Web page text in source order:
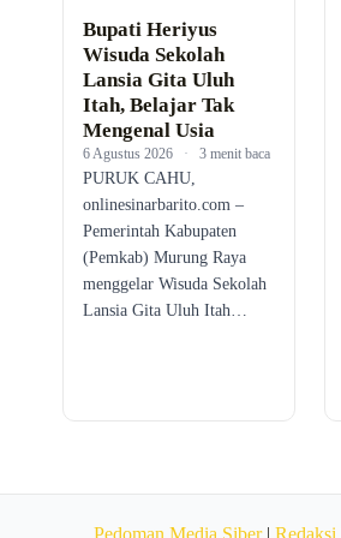
Bupati Heriyus
Wisuda Sekolah
Lansia Gita Uluh
Itah, Belajar Tak
Mengenal Usia
6 Agustus 2026 · 3 menit baca
PURUK CAHU,
onlinesinarbarito.com –
Pemerintah Kabupaten
(Pemkab) Murung Raya
menggelar Wisuda Sekolah
Lansia Gita Uluh Itah…
Pedoman Media Siber| Redaksi